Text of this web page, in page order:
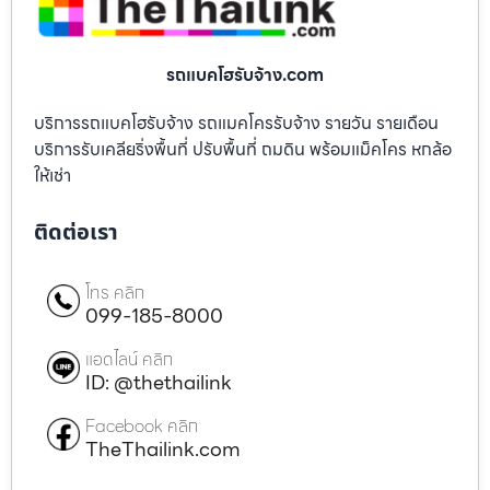
รถแบคโฮรับจ้าง.com
บริการรถแบคโฮรับจ้าง รถแมคโครรับจ้าง รายวัน รายเดือน
บริการรับเคลียริ่งพื้นที่ ปรับพื้นที่ ถมดิน พร้อมแม็คโคร หกล้อ
ให้เช่า
ติดต่อเรา
โทร คลิก
099-185-8000
แอดไลน์ คลิก
ID: @thethailink
Facebook คลิก
TheThailink.com